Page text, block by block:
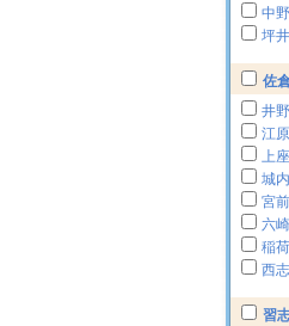
中
坪
佐
井野
江
上座
城
宮前
六崎
稲
西
習